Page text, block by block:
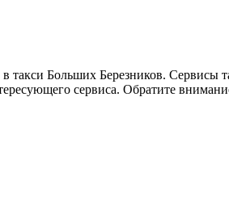
такси Больших Березников. Сервисы
сервиса. Обратите